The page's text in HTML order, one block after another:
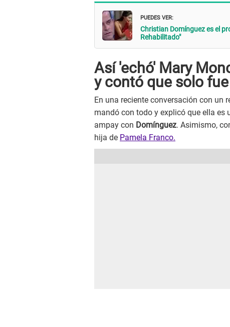
PUEDES VER:
Christian Domínguez es el
Rehabilitado"
Así 'echó' Mary
y contó que solo
En una reciente conversación con un
mandó con todo y explicó que ella es
ampay con Domínguez. Asimismo,
hija de Pamela Franco.